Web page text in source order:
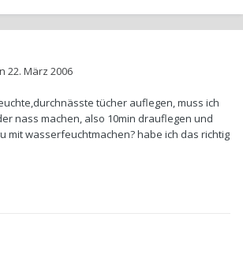
22. März 2006
tücher auflegen, muss ich
nass machen, also 10min drauflegen und
mit wasserfeuchtmachen? habe ich das richtig